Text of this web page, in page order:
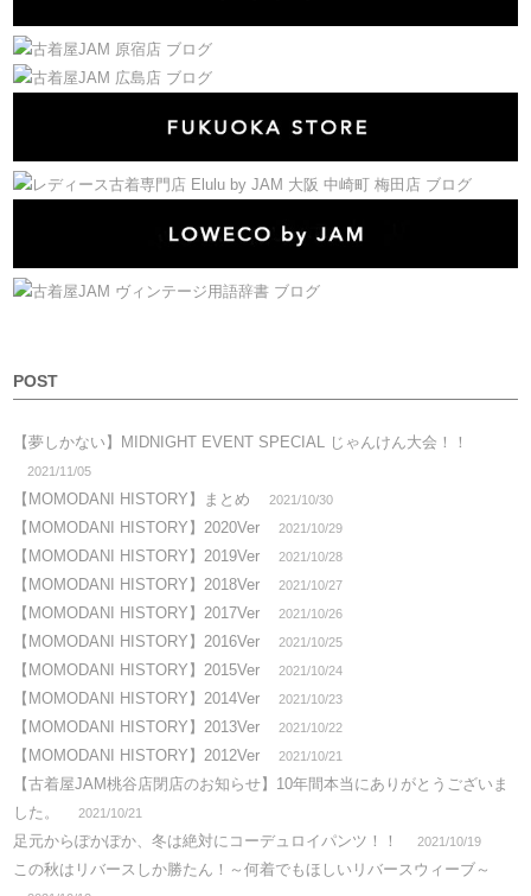
POST
【夢しかない】MIDNIGHT EVENT SPECIAL じゃんけん大会！！
2021/11/05
【MOMODANI HISTORY】まとめ 2021/10/30
【MOMODANI HISTORY】2020Ver 2021/10/29
【MOMODANI HISTORY】2019Ver 2021/10/28
【MOMODANI HISTORY】2018Ver 2021/10/27
【MOMODANI HISTORY】2017Ver 2021/10/26
【MOMODANI HISTORY】2016Ver 2021/10/25
【MOMODANI HISTORY】2015Ver 2021/10/24
【MOMODANI HISTORY】2014Ver 2021/10/23
【MOMODANI HISTORY】2013Ver 2021/10/22
【MOMODANI HISTORY】2012Ver 2021/10/21
【古着屋JAM桃谷店閉店のお知らせ】10年間本当にありがとうございま
した。
2021/10/21
足元からぽかぽか、冬は絶対にコーデュロイパンツ！！ 2021/10/19
この秋はリバースしか勝たん！～何着でもほしいリバースウィーブ～